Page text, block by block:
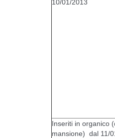
10/01/2013
Inseriti in organico
mansione) dal 11/